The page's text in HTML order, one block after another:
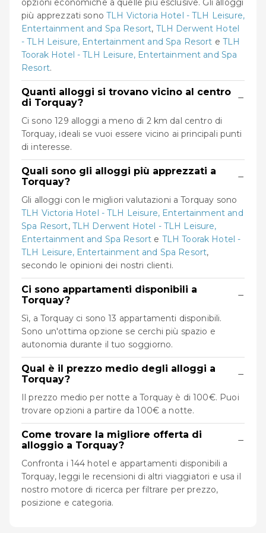
opzioni economiche a quelle più esclusive. Gli alloggi
più apprezzati sonoTLH Victoria Hotel - TLH Leisure,
Entertainment and Spa Resort, TLH Derwent Hotel
- TLH Leisure, Entertainment and Spa Resort e TLH
Toorak Hotel - TLH Leisure, Entertainment and Spa
Resort.
Quanti alloggi si trovano vicino al centro
di Torquay?
−
Ci sono 129 alloggi a meno di 2 km dal centro di
Torquay, ideali se vuoi essere vicino ai principali punti
di interesse.
Quali sono gli alloggi più apprezzati a
Torquay?
−
Gli alloggi con le migliori valutazioni a Torquay sono
TLH Victoria Hotel - TLH Leisure, Entertainment and
Spa Resort, TLH Derwent Hotel - TLH Leisure,
Entertainment and Spa Resort e TLH Toorak Hotel -
TLH Leisure, Entertainment and Spa Resort,
secondo le opinioni dei nostri clienti.
Ci sono appartamenti disponibili a
Torquay?
−
Sì, a Torquay ci sono 13 appartamenti disponibili.
Sono un'ottima opzione se cerchi più spazio e
autonomia durante il tuo soggiorno.
Qual è il prezzo medio degli alloggi a
Torquay?
−
Il prezzo medio per notte a Torquay è di 100€. Puoi
trovare opzioni a partire da 100€ a notte.
Come trovare la migliore offerta di
alloggio a Torquay?
−
Confronta i 144 hotel e appartamenti disponibili a
Torquay, leggi le recensioni di altri viaggiatori e usa il
nostro motore di ricerca per filtrare per prezzo,
posizione e categoria.